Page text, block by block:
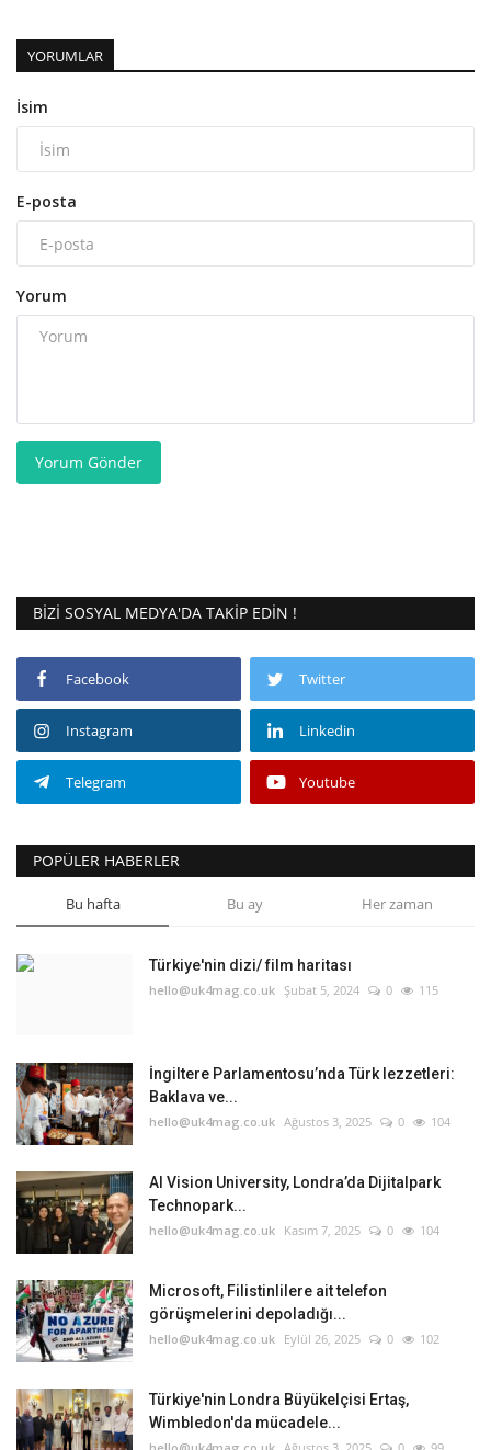
YORUMLAR
İsim
E-posta
Yorum
Yorum Gönder
BIZI SOSYAL MEDYA'DA TAKIP EDIN !
Facebook Twitter
Instagram Linkedin
Telegram Youtube
POPÜLER HABERLER
Bu hafta Bu ay Her zaman
Türkiye'nin dizi/ film haritası
hello@uk4mag.co.uk Şubat 5, 2024 0 115
İngiltere Parlamentosu’nda Türk lezzetleri:
Baklava ve...
hello@uk4mag.co.uk Ağustos 3, 2025 0 104
AI Vision University, Londra’da Dijitalpark
Technopark...
hello@uk4mag.co.uk Kasım 7, 2025 0 104
Microsoft, Filistinlilere ait telefon
görüşmelerini depoladığı...
hello@uk4mag.co.uk Eylül 26, 2025 0 102
Türkiye'nin Londra Büyükelçisi Ertaş,
Wimbledon'da mücadele...